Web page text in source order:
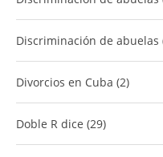
Discriminación de abuelas
divorcios en Cuba (2)
Doble R dice (29)